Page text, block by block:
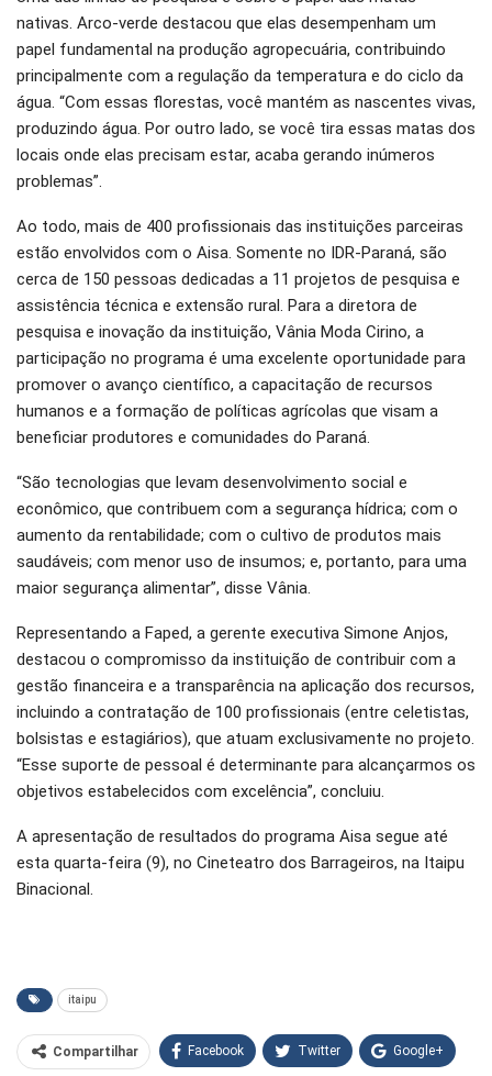
nativas. Arco-verde destacou que elas desempenham um
papel fundamental na produção agropecuária, contribuindo
principalmente com a regulação da temperatura e do ciclo da
água. “Com essas florestas, você mantém as nascentes vivas,
produzindo água. Por outro lado, se você tira essas matas dos
locais onde elas precisam estar, acaba gerando inúmeros
problemas”.
Ao todo, mais de 400 profissionais das instituições parceiras
estão envolvidos com o Aisa. Somente no IDR-Paraná, são
cerca de 150 pessoas dedicadas a 11 projetos de pesquisa e
assistência técnica e extensão rural. Para a diretora de
pesquisa e inovação da instituição, Vânia Moda Cirino, a
participação no programa é uma excelente oportunidade para
promover o avanço científico, a capacitação de recursos
humanos e a formação de políticas agrícolas que visam a
beneficiar produtores e comunidades do Paraná.
“São tecnologias que levam desenvolvimento social e
econômico, que contribuem com a segurança hídrica; com o
aumento da rentabilidade; com o cultivo de produtos mais
saudáveis; com menor uso de insumos; e, portanto, para uma
maior segurança alimentar”, disse Vânia.
Representando a Faped, a gerente executiva Simone Anjos,
destacou o compromisso da instituição de contribuir com a
gestão financeira e a transparência na aplicação dos recursos,
incluindo a contratação de 100 profissionais (entre celetistas,
bolsistas e estagiários), que atuam exclusivamente no projeto.
“Esse suporte de pessoal é determinante para alcançarmos os
objetivos estabelecidos com excelência”, concluiu.
A apresentação de resultados do programa Aisa segue até
esta quarta-feira (9), no Cineteatro dos Barrageiros, na Itaipu
Binacional.
itaipu
Compartilhar Facebook Twitter Google+